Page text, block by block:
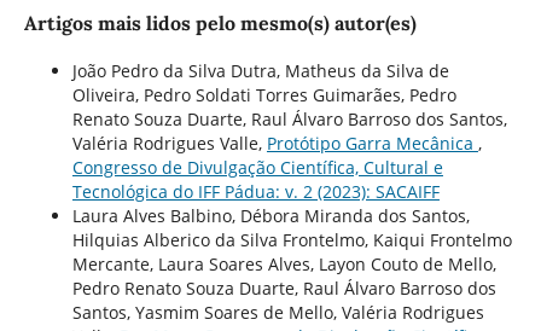
Artigos mais lidos pelo mesmo(s) autor(es)
João Pedro da Silva Dutra, Matheus da Silva de
Oliveira, Pedro Soldati Torres Guimarães, Pedro
Renato Souza Duarte, Raul Álvaro Barroso dos Santos,
Valéria Rodrigues Valle, Protótipo Garra Mecânica ,
Congresso de Divulgação Científica, Cultural e
Tecnológica do IFF Pádua: v. 2 (2023): SACAIFF
Laura Alves Balbino, Débora Miranda dos Santos,
Hilquias Alberico da Silva Frontelmo, Kaiqui Frontelmo
Mercante, Laura Soares Alves, Layon Couto de Mello,
Pedro Renato Souza Duarte, Raul Álvaro Barroso dos
Santos, Yasmim Soares de Mello, Valéria Rodrigues